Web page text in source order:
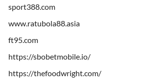
sport388.com
www.ratubola88.asia
ft95.com
https://sbobetmobile.io/
https://thefoodwright.com/